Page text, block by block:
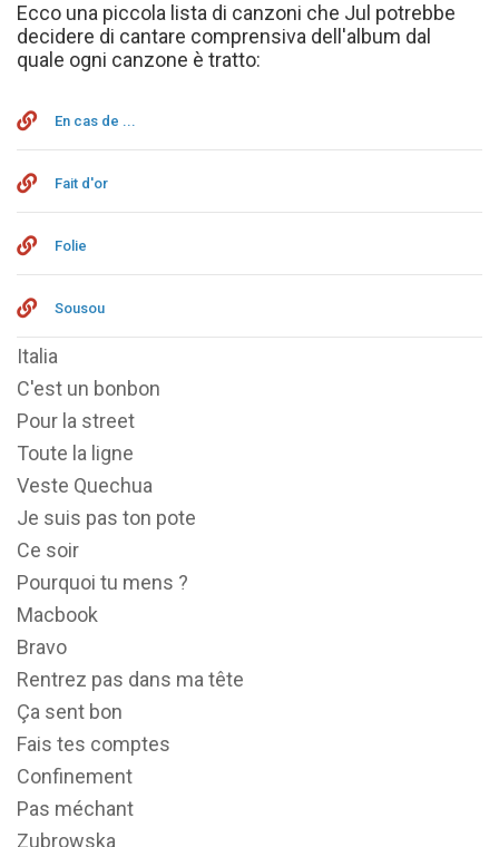
Ecco una piccola lista di canzoni che Jul potrebbe
decidere di cantare comprensiva dell'album dal
quale ogni canzone è tratto:
En cas de ...
Fait d'or
Folie
Sousou
Italia
C'est un bonbon
Pour la street
Toute la ligne
Veste Quechua
Je suis pas ton pote
Ce soir
Pourquoi tu mens ?
Macbook
Bravo
Rentrez pas dans ma tête
Ça sent bon
Fais tes comptes
Confinement
Pas méchant
Zubrowska